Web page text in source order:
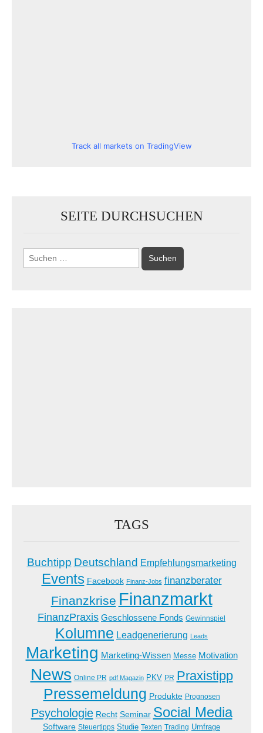
Track all markets on TradingView
SEITE DURCHSUCHEN
Suchen
nach:
TAGS
Buchtipp Deutschland Empfehlungsmarketing
Events Facebook Finanz-Jobs finanzberater
Finanzkrise Finanzmarkt
FinanzPraxis Geschlossene Fonds Gewinnspiel
Kolumne Leadgenerierung Leads
Marketing Marketing-Wissen Messe Motivation
News Online PR pdf Magazin PKV PR Praxistipp
Pressemeldung Produkte Prognosen
Psychologie Recht Seminar Social Media
Software Steuertipps Studie Texten Trading Umfrage